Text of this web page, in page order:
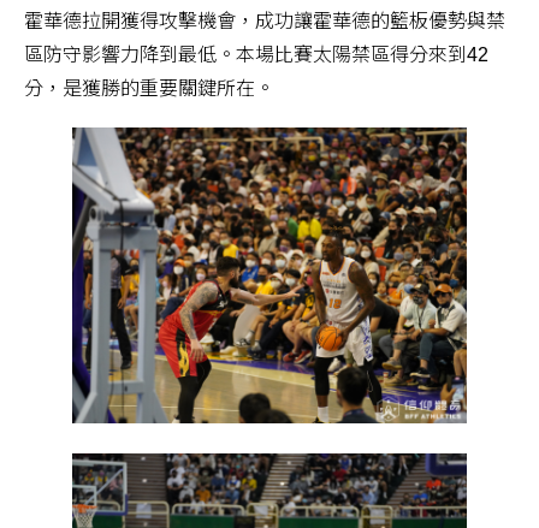
霍華德拉開獲得攻擊機會，成功讓霍華德的籃板優勢與禁
區防守影響力降到最低。本場比賽太陽禁區得分來到42
分，是獲勝的重要關鍵所在。